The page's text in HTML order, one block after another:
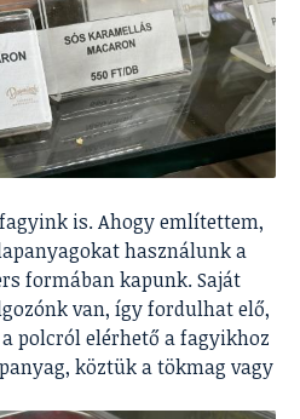
is. Ahogy említettem,
használunk a
formában kapunk. Saját
van, így fordulhat elő,
polcról elérhető a fagyikhoz
köztük a tökmag vagy